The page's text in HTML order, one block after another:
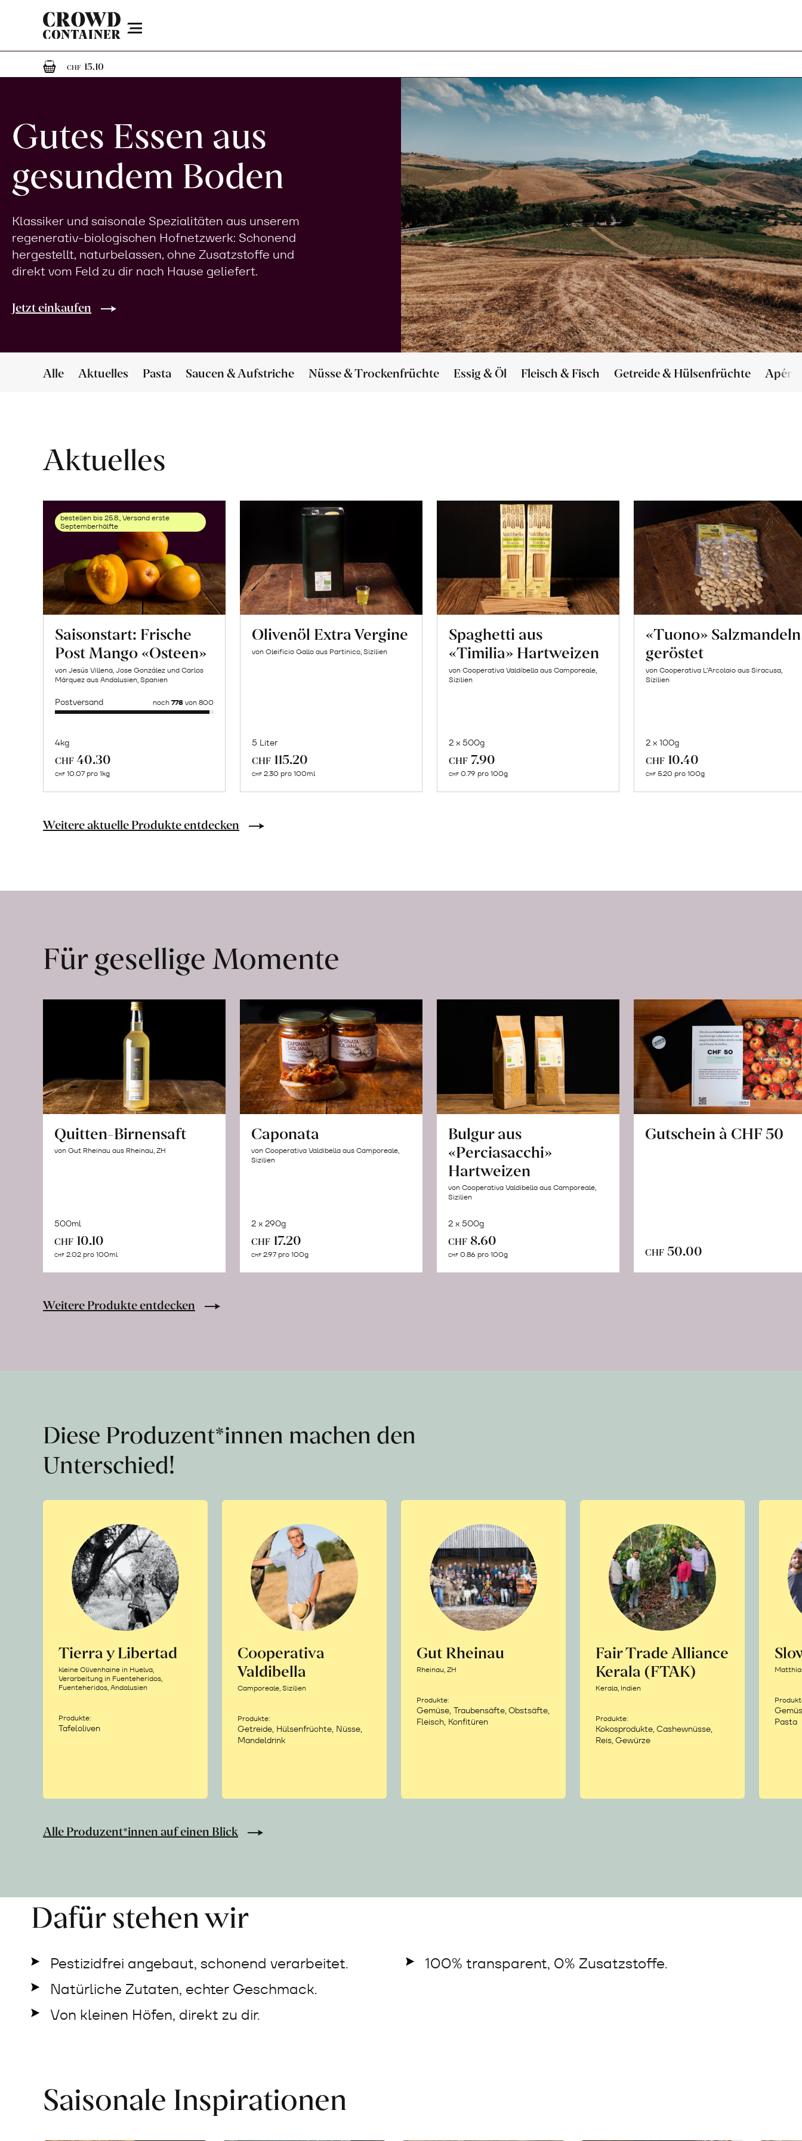
Menu
CHF 15.101 Artikel im Warenkorb
Gutes Essen aus
gesundem Boden
Klassiker und saisonale Spezialitäten aus unserem
regenerativ-biologischen Hofnetzwerk: Schonend
hergestellt, naturbelassen, ohne Zusatzstoffe und
direkt vom Feld zu dir nach Hause geliefert.
Jetzt einkaufen
Alle Aktuelles Pasta Saucen & Aufstriche Nüsse & Trockenfrüchte Essig & Öl Fleisch & Fisch Getreide & Hülsenfrüchte Apéro
Aktuelles
bestellen bis 25.8., Versand erste
Septemberhälfte
Saisonstart: Frische
Post Mango «Osteen»
von Jesús Villena, Jose González und Carlos
Márquez aus Andalusien, Spanien
Postversand noch 778von 800
4kg
CHF 40.30
CHF 10.07 pro 1kg
Naturbelassene
Lebensmittel
ab
Olivenöl Extra Vergine
von Oleificio Gallo aus Partinico, Sizilien
5 Liter
CHF 115.20
CHF 2.30 pro 100ml
Spaghetti aus
«Timilia» Hartweizen
von Cooperativa Valdibella aus Camporeale,
Sizilien
2 x 500g
CHF 7.90
CHF 0.79 pro 100g
«Tuono» Salzmandeln
geröstet
von Cooperativa L’Arcolaio aus Siracusa,
Sizilien
2 x 100g
CHF 10.40
CHF 5.20 pro 100g
Weitere aktuelle Produkte entdecken
Für gesellige Momente
Quitten-Birnensaft
von Gut Rheinau aus Rheinau, ZH
500ml
CHF 10.10
CHF 2.02 pro 100ml
Caponata
von Cooperativa Valdibella aus Camporeale,
Sizilien
2 x 290g
CHF 17.20
CHF 2.97 pro 100g
Bulgur aus
«Perciasacchi»
Hartweizen
von Cooperativa Valdibella aus Camporeale,
Sizilien
2 x 500g
CHF 8.60
CHF 0.86 pro 100g
Gutschein à CHF 50
CHF 50.00
Warenkorb
Weitere Produkte entdecken
Diese Produzent*innen machen den
Unterschied!
Tierra y Libertad
kleine Olivenhaine in Huelva,
Verarbeitung in Fuenteheridos,
Fuenteheridos, Andalusien
Produkte:
Tafeloliven
Cooperativa
Valdibella
Camporeale, Sizilien
Produkte:
Getreide, Hülsenfrüchte, Nüsse,
Mandeldrink
Gut Rheinau
Rheinau, ZH
Produkte:
Gemüse, Traubensäfte, Obstsäfte,
Fleisch, Konfitüren
Fair Trade Alliance
Kerala (FTAK)
Kerala, Indien
Produkte:
Kokosprodukte, Cashewnüsse,
Reis, Gewürze
Pasta
Alle Produzent*innen auf einen Blick
Dafür stehen wir
Pestizidfrei angebaut, schonend verarbeitet.
Natürliche Zutaten, echter Geschmack.
Von kleinen Höfen, direkt zu dir.
100% transparent, 0% Zusatzstoffe.
Saisonale Inspirationen